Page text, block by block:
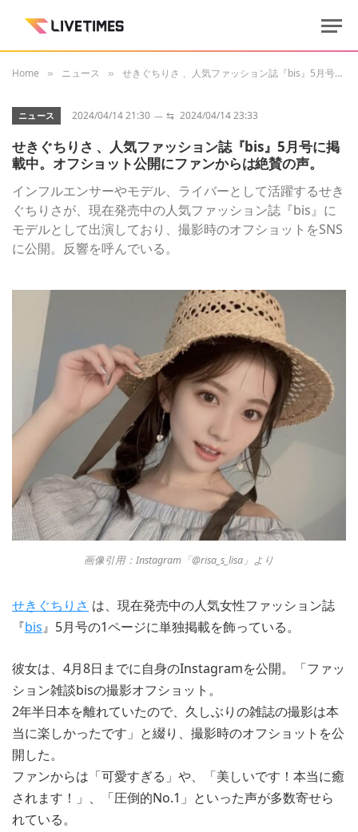
Home » ニュース » せきぐちりさ 、人気ファッション誌『bis』5月号に掲載中。オフショット公開にファンからは絶賛の声。
ニュース 2024/04/14 21:30 ⇆ 2024/04/14 23:33
せきぐちりさ 、人気ファッション誌『bis』5月号に掲
載中。オフショット公開にファンからは絶賛の声。
インフルエンサーやモデル、ライバーとして活躍するせき
ぐちりさが、現在発売中の人気ファッション誌『bis』に
モデルとして出演しており、撮影時のオフショットをSNS
に公開。反響を呼んでいる。
画像引用：Instagram「@risa_s_lisa」より
せきぐちりさ は、現在発売中の人気女性ファッション誌
『bis』5月号の1ページに単独掲載を飾っている。
彼女は、4月8日までに自身のInstagramを公開。「ファッ
ション雑談bisの撮影オフショット。
2年半日本を離れていたので、久しぶりの雑誌の撮影は本
当に楽しかったです」と綴り、撮影時のオフショットを公
開した。
ファンからは「可愛すぎる」や、「美しいです！本当に癒
されます！」、「圧倒的No.1」といった声が多数寄せら
れている。